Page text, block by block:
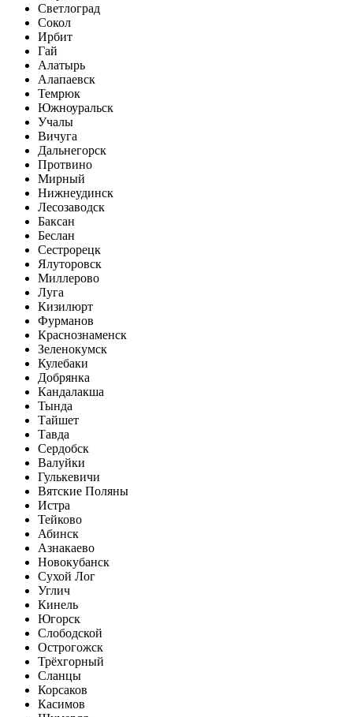
Светлоград
Сокол
Ирбит
Гай
Алатырь
Алапаевск
Темрюк
Южноуральск
Учалы
Вичуга
Дальнегорск
Протвино
Мирный
Нижнеудинск
Лесозаводск
Баксан
Беслан
Сестрорецк
Ялуторовск
Миллерово
Луга
Кизилюрт
Фурманов
Краснознаменск
Зеленокумск
Кулебаки
Добрянка
Кандалакша
Тында
Тайшет
Тавда
Сердобск
Валуйки
Гулькевичи
Вятские Поляны
Истра
Тейково
Абинск
Азнакаево
Новокубанск
Сухой Лог
Углич
Кинель
Югорск
Слободской
Острогожск
Трёхгорный
Сланцы
Корсаков
Касимов